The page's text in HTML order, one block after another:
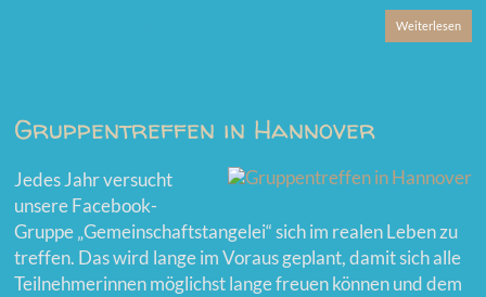
Weiterlesen
Gruppentreffen in Hannover
Jedes Jahr versucht
unsere Facebook-
Gruppe „Gemeinschaftstangelei“ sich im realen Leben zu
treffen. Das wird lange im Voraus geplant, damit sich alle
Teilnehmerinnen möglichst lange freuen können und dem